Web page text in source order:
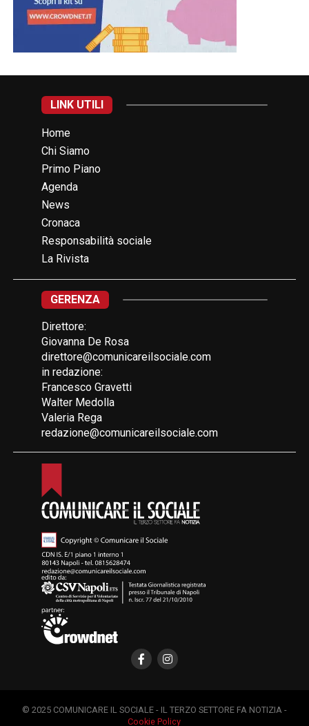
LINK UTILI
Home
Chi Siamo
Primo Piano
Agenda
News
Cronaca
Responsabilità sociale
La Rivista
GERENZA
Direttore:
Giovanna De Rosa
direttore@comunicareilsociale.com
in redazione:
Francesco Gravetti
Walter Medolla
Valeria Rega
redazione@comunicareilsociale.com
© 2025 COMUNICARE IL SOCIALE - IL TERZO SETTORE FA NOTIZIA -
Cookie Policy